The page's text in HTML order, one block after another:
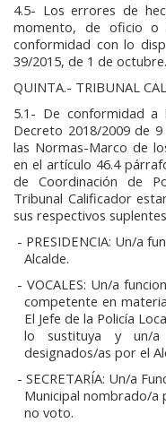
4.5- Los errores de
momento, de oficio o
conformidad con lo
39/2015, de 1 de octubre.
QUINTA.- TRIBUNAL
5.1- De conformidad
Decreto 2018/2009 de
las Normas-Marco de
en el artículo 46.4
de Coordinación de
Tribunal Calificador
sus respectivos
PRESIDENCIA: Un/a
Alcalde.
VOCALES: Un/a
competente en
El Jefe de la Policía
lo sustituya y un/a
designados/as por el
SECRETARÍA: Un/a
Municipal nombrado/a
no voto.